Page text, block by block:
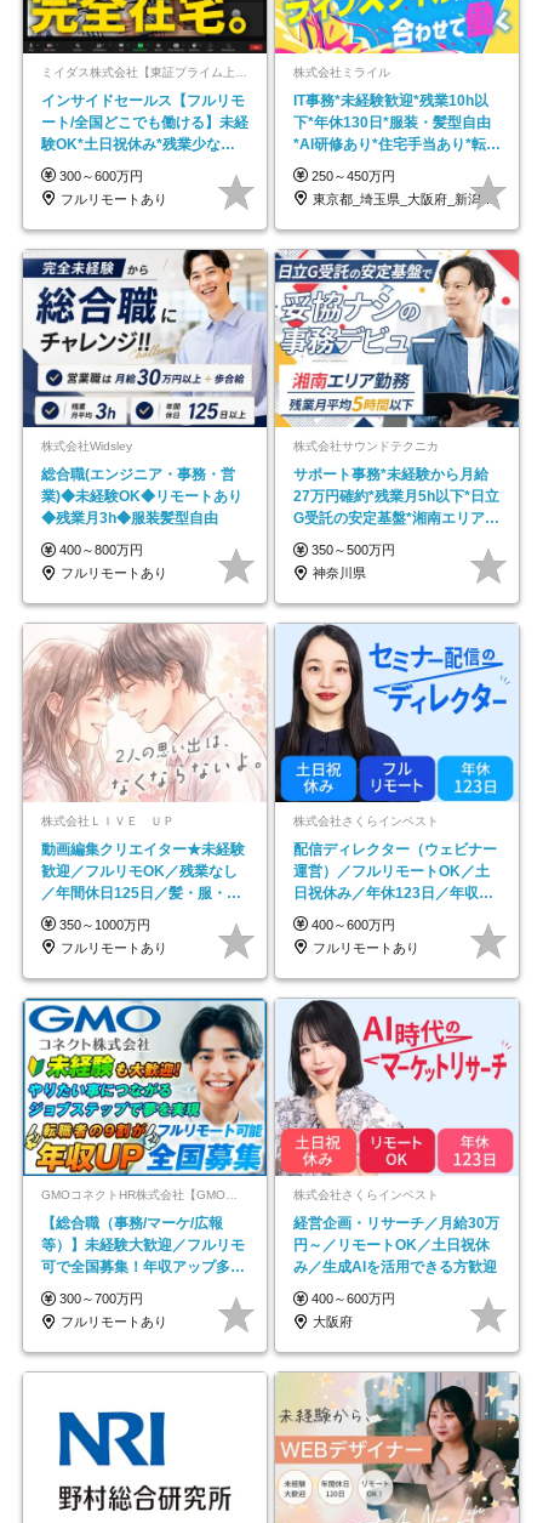
インサイドセールス【フルリモ
ート/全国どこでも働ける】未経
験OK*土日祝休み*残業少なめ*
在宅勤務手当あり
300～600万円
フルリモートあり
株式会社ミライル
IT事務*未経験歓迎*残業10h以
下*年休130日*服装・髪型自由
*AI研修あり*住宅手当あり*転勤
なし
250～450万円
東京都_埼玉県_大阪府_新潟県_福岡県
株式会社Widsley
総合職(エンジニア・事務・営
業)◆未経験OK◆リモートあり
◆残業月3h◆服装髪型自由
400～800万円
フルリモートあり
株式会社サウンドテクニカ
サポート事務*未経験から月給
27万円確約*残業月5h以下*日立
G受託の安定基盤*湘南エリア勤
務
350～500万円
神奈川県
株式会社ＬＩＶＥ ＵＰ
動画編集クリエイター★未経験
歓迎／フルリモOK／残業なし
／年間休日125日／髪・服・ネ
イル自由／研修充実で安心
350～1000万円
フルリモートあり
株式会社さくらインベスト
配信ディレクター（ウェビナー
運営）／フルリモートOK／土
日祝休み／年休123日／年収
600万円可
400～600万円
フルリモートあり
GMOコネクトHR株式会社【GMOインターネットグループ】
【総合職（事務/マーケ/広報
等）】未経験大歓迎／フルリモ
可で全国募集！年収アップ多数
★年休最大130日★
300～700万円
フルリモートあり
株式会社さくらインベスト
経営企画・リサーチ／月給30万
円～／リモートOK／土日祝休
み／生成AIを活用できる方歓迎
400～600万円
大阪府